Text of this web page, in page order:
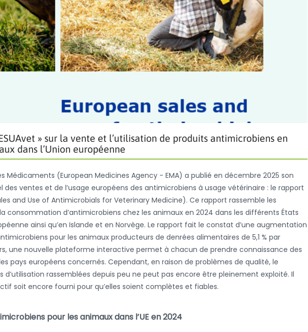
» sur la vente et l’utilisation de produits antimicrobiens en
dans l’Union européenne
Médicaments (European Medicines Agency - EMA) a publié en décembre 2025 son
ventes et de l’usage européens des antimicrobiens à usage vétérinaire : le rapport
and Use of Antimicrobials for Veterinary Medicine). Ce rapport rassemble les
consommation d’antimicrobiens chez les animaux en 2024 dans les différents États
ainsi qu’en Islande et en Norvège. Le rapport fait le constat d’une augmentation
pour les animaux producteurs de denrées alimentaires de 5,1 % par
une nouvelle plateforme interactive permet à chacun de prendre connaissance des
pays européens concernés. Cependant, en raison de problèmes de qualité, le
d’utilisation rassemblées depuis peu ne peut pas encore être pleinement exploité. Il
soit encore fourni pour qu’elles soient complètes et fiables.
pour les animaux dans l’UE en 2024